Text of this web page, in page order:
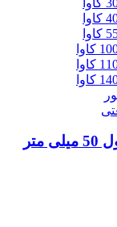
مته گرد بر دریل مگنت گرولن TCT طول 50 میلی متر